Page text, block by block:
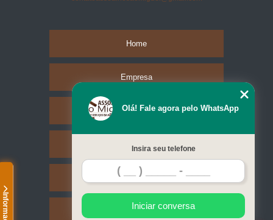
Home
Empresa
Missão
Serviços
Contato
Mapa do site
Olá! Fale agora pelo WhatsApp
Insira seu telefone
Iniciar conversa